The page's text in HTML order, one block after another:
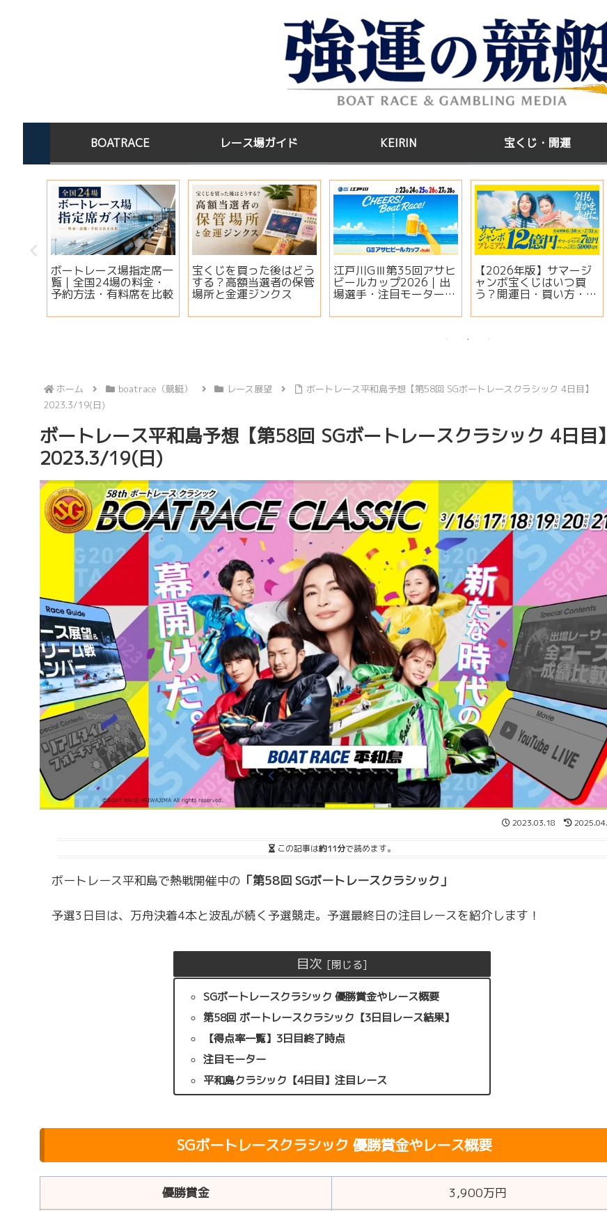
BOATRACE レース場ガイド KEIRIN 宝くじ・開運
ボートレース場指定席一
覧｜全国24場の料金・
予約方法・有料席を比較
宝くじを買った後はどう
する？高額当選者の保管
場所と金運ジンクス
江戸川GⅢ第35回アサヒ
ビールカップ2026｜出
場選手・注目モーター・
【2026年版】サマージ
ャンボ宝くじはいつ買
う？開運日・買い方・連
説
ホーム boatrace（競艇） レース展望
ボートレース平和島予想【第58回 SGボートレースクラシック 4日目】
2023.3/19(日)
ボートレース平和島予想【第58回 SGボートレースクラシック 4日目】
2023.3/19(日)
2023.03.18
この記事は約11分で読めます。
ボートレース平和島で熱戦開催中の 「第58回 SGボートレースクラシック」
予選3日目は、万舟決着4本と波乱が続く予選競走。予選最終日の注目レースを紹介します！
目次
SGボートレースクラシック 優勝賞金やレース概要
第58回 ボートレースクラシック【3日目レース結果】
【得点率一覧】3日目終了時点
注目モーター
平和島クラシック【4日目】注目レース
SGボートレースクラシック 優勝賞金やレース概要
優勝賞金 3,900万円